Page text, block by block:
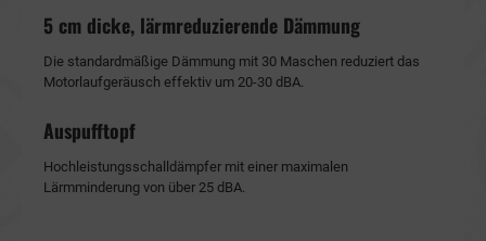
5 cm dicke, lärmreduzierende Dämmung
Die standardmäßige Dämmung mit 30 Maschen reduziert das
Motorlaufgeräusch effektiv um 20-30 dBA.
Auspufftopf
Hochleistungsschalldämpfer mit einer maximalen
Lärmminderung von über 25 dBA.